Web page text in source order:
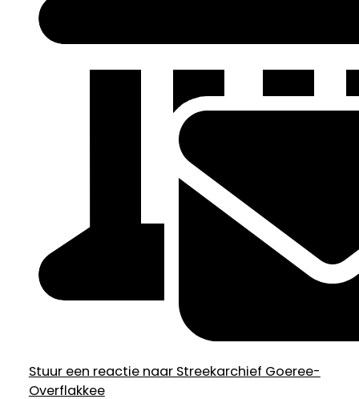
Stuur een reactie naar Streekarchief Goeree-
Overflakkee